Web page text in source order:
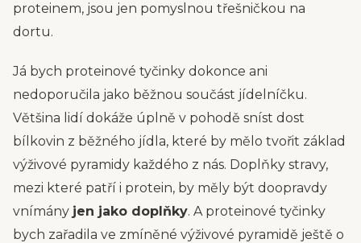
proteinem, jsou jen pomyslnou třešničkou na
dortu.
Já bych proteinové tyčinky dokonce ani
nedoporučila jako běžnou součást jídelníčku.
Většina lidí dokáže úplně v pohodě sníst dost
bílkovin z běžného jídla, které by mělo tvořit základ
výživové pyramidy každého z nás. Doplňky stravy,
mezi které patří i protein, by měly být doopravdy
vnímány jen jako doplňky. A proteinové tyčinky
bych zařadila ve zmíněné výživové pyramidě ještě o